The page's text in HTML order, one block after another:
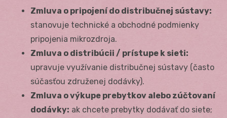
Zmluva o pripojení do distribučnej sústavy:
stanovuje technické a obchodné podmienky
pripojenia mikrozdroja.
Zmluva o distribúcii / prístupe k sieti:
upravuje využívanie distribučnej sústavy (často
súčasťou združenej dodávky).
Zmluva o výkupe prebytkov alebo zúčtovaní
dodávky: ak chcete prebytky dodávať do siete;